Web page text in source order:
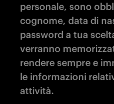
personale, sono
cognome, data di
password a tua
verranno
rendere sempre e
le informazioni
attività.